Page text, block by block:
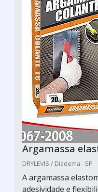
Argamassa
DRYLEVIS / Diadema - SP
A argamassa
adesividade e